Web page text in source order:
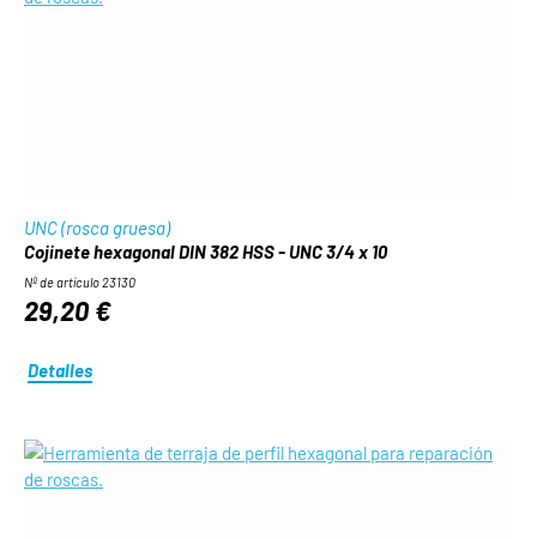
UNC (rosca gruesa)
Cojinete hexagonal DIN 382 HSS - UNC 3/4 x 10
Nº de artículo 23130
29,20 €
Detalles